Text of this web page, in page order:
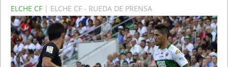
ELCHE CF | ELCHE CF - RUEDA DE PRENSA